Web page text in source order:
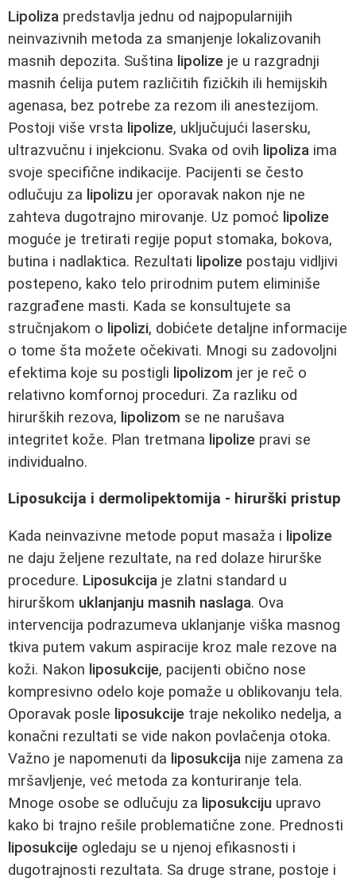
Lipoliza predstavlja jednu od najpopularnijih
neinvazivnih metoda za smanjenje lokalizovanih
masnih depozita. Suština lipolize je u razgradnji
masnih ćelija putem različitih fizičkih ili hemijskih
agenasa, bez potrebe za rezom ili anestezijom.
Postoji više vrsta lipolize, uključujući lasersku,
ultrazvučnu i injekcionu. Svaka od ovih lipoliza ima
svoje specifične indikacije. Pacijenti se često
odlučuju za lipolizu jer oporavak nakon nje ne
zahteva dugotrajno mirovanje. Uz pomoć lipolize
moguće je tretirati regije poput stomaka, bokova,
butina i nadlaktica. Rezultati lipolize postaju vidljivi
postepeno, kako telo prirodnim putem eliminiše
razgrađene masti. Kada se konsultujete sa
stručnjakom o lipolizi, dobićete detaljne informacije
o tome šta možete očekivati. Mnogi su zadovoljni
efektima koje su postigli lipolizom jer je reč o
relativno komfornoj proceduri. Za razliku od
hirurških rezova, lipolizom se ne narušava
integritet kože. Plan tretmana lipolize pravi se
individualno.
Liposukcija i dermolipektomija - hirurški pristup
Kada neinvazivne metode poput masaža i lipolize
ne daju željene rezultate, na red dolaze hirurške
procedure. Liposukcija je zlatni standard u
hirurškom uklanjanju masnih naslaga. Ova
intervencija podrazumeva uklanjanje viška masnog
tkiva putem vakum aspiracije kroz male rezove na
koži. Nakon liposukcije, pacijenti obično nose
kompresivno odelo koje pomaže u oblikovanju tela.
Oporavak posle liposukcije traje nekoliko nedelja, a
konačni rezultati se vide nakon povlačenja otoka.
Važno je napomenuti da liposukcija nije zamena za
mršavljenje, već metoda za konturiranje tela.
Mnoge osobe se odlučuju za liposukciju upravo
kako bi trajno rešile problematične zone. Prednosti
liposukcije ogledaju se u njenoj efikasnosti i
dugotrajnosti rezultata. Sa druge strane, postoje i